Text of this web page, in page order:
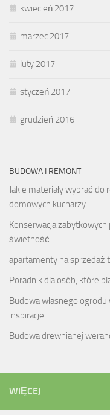
kwiecień 2017
marzec 2017
luty 2017
styczeń 2017
grudzień 2016
BUDOWA I REMONT
Jakie materiały wybrać
domowych kucharzy
Konserwacja
świetność
apartamenty na sprzedaż
Poradnik dla osób, które
Budowa własnego
inspiracje
Budowa drewnianej
WIĘCEJ